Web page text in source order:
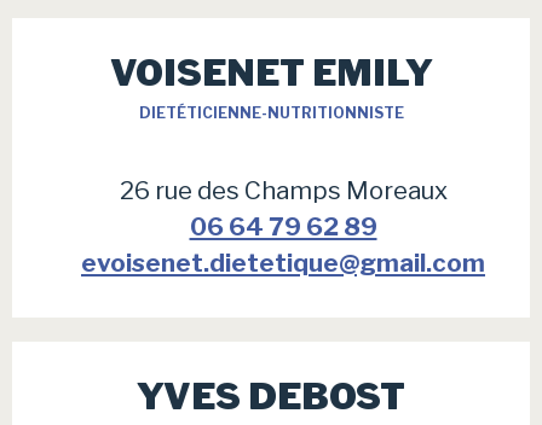
VOISENET EMILY
DIETÉTICIENNE-NUTRITIONNISTE
26 rue des Champs Moreaux
06 64 79 62 89
evoisenet.dietetique@gmail.com
YVES DEBOST